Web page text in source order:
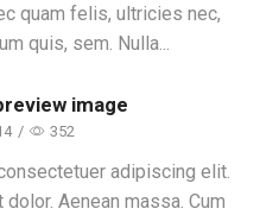
quam felis, ultricies nec,
quis, sem. Nulla...
image
/ 352
adipiscing elit.
Aenean massa. Cum